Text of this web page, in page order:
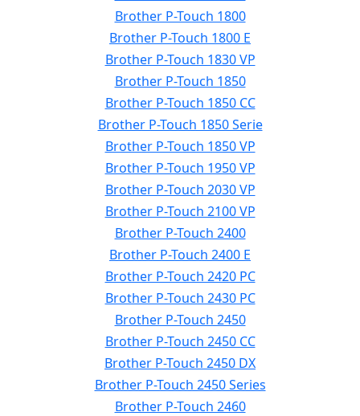
Brother P-Touch 1800
Brother P-Touch 1800 E
Brother P-Touch 1830 VP
Brother P-Touch 1850
Brother P-Touch 1850 CC
Brother P-Touch 1850 Serie
Brother P-Touch 1850 VP
Brother P-Touch 1950 VP
Brother P-Touch 2030 VP
Brother P-Touch 2100 VP
Brother P-Touch 2400
Brother P-Touch 2400 E
Brother P-Touch 2420 PC
Brother P-Touch 2430 PC
Brother P-Touch 2450
Brother P-Touch 2450 CC
Brother P-Touch 2450 DX
Brother P-Touch 2450 Series
Brother P-Touch 2460